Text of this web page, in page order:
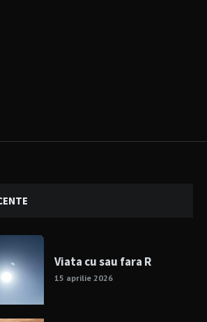
Viata cu sau fara R
15 aprilie 2026